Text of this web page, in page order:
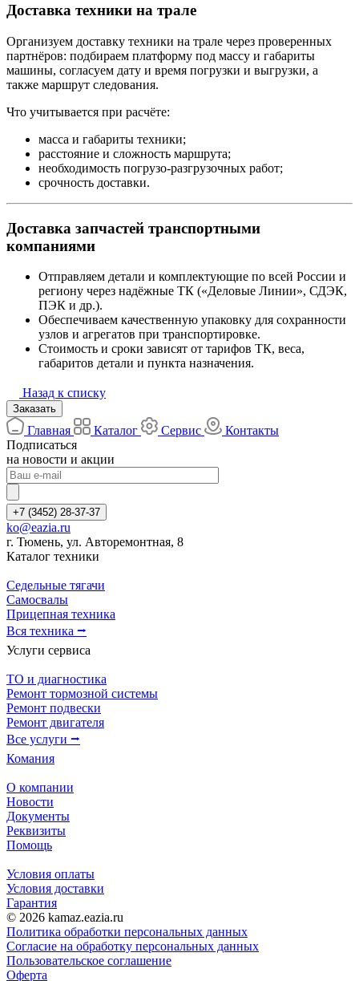
Доставка техники на трале
Организуем доставку техники на трале через проверенных
партнёров: подбираем платформу под массу и габариты
машины, согласуем дату и время погрузки и выгрузки, а
также маршрут следования.
Что учитывается при расчёте:
масса и габариты техники;
расстояние и сложность маршрута;
необходимость погрузо-разгрузочных работ;
срочность доставки.
Доставка запчастей транспортными
компаниями
Отправляем детали и комплектующие по всей России и
региону через надёжные ТК («Деловые Линии», СДЭК,
ПЭК и др.).
Обеспечиваем качественную упаковку для сохранности
узлов и агрегатов при транспортировке.
Стоимость и сроки зависят от тарифов ТК, веса,
габаритов детали и пункта назначения.
Назад к списку
Заказать
Главная Каталог Сервис
Контакты
Подписаться
на новости и акции
+7 (3452) 28-37-37
ko@eazia.ru
г. Тюмень, ул. Авторемонтная, 8
Каталог техники
Седельные тягачи
Самосвалы
Прицепная техника
Вся техника ⭢
Услуги сервиса
ТО и диагностика
Ремонт тормозной системы
Ремонт подвески
Ремонт двигателя
Все услуги ⭢
Комания
О компании
Новости
Документы
Реквизиты
Помощь
Условия оплаты
Условия доставки
Гарантия
© 2026 kamaz.eazia.ru
Политика обработки персональных данных
Согласие на обработку персональных данных
Пользовательское соглашение
Оферта